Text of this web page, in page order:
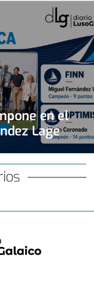
en el
Lage